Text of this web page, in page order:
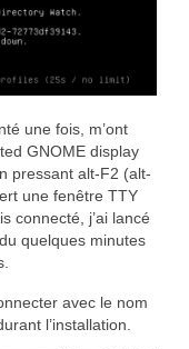
une fois, m’ont
GNOME display
pressant alt-F2 (alt-
une fenêtre TTY
connecté, j’ai lancé
quelques minutes
avec le nom
l’installation.